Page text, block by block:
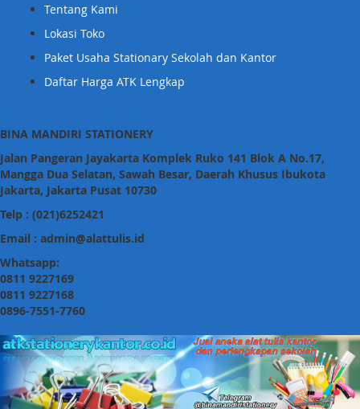
Tentang Kami
Lokasi Toko
Paket Usaha Stationary Sekolah dan Kantor
Daftar Harga ATK Lengkap
BINA MANDIRI STATIONERY
Jalan Pangeran Jayakarta Komplek Ruko 141 Blok A No.17,
Mangga Dua Selatan, Sawah Besar, Daerah Khusus Ibukota
Jakarta, Jakarta Pusat 10730
Telp : (021)6252421
Email : admin@alattulis.id
Whatsapp:
0811 9227169
0811 9227168
0896-7551-7760